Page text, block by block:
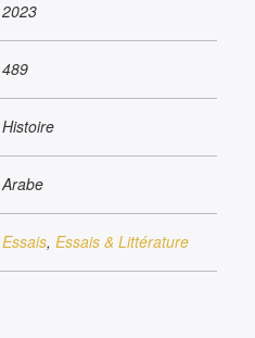
2023
489
Histoire
Arabe
Essais, Essais & Littérature